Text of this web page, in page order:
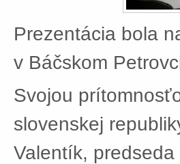
Prezentácia bola
v Báčskom
Svojou
slovenskej
Valentík,